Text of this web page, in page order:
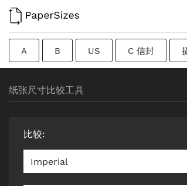
A B US C 信封
纸张尺寸比较工具
比较:
Imperial